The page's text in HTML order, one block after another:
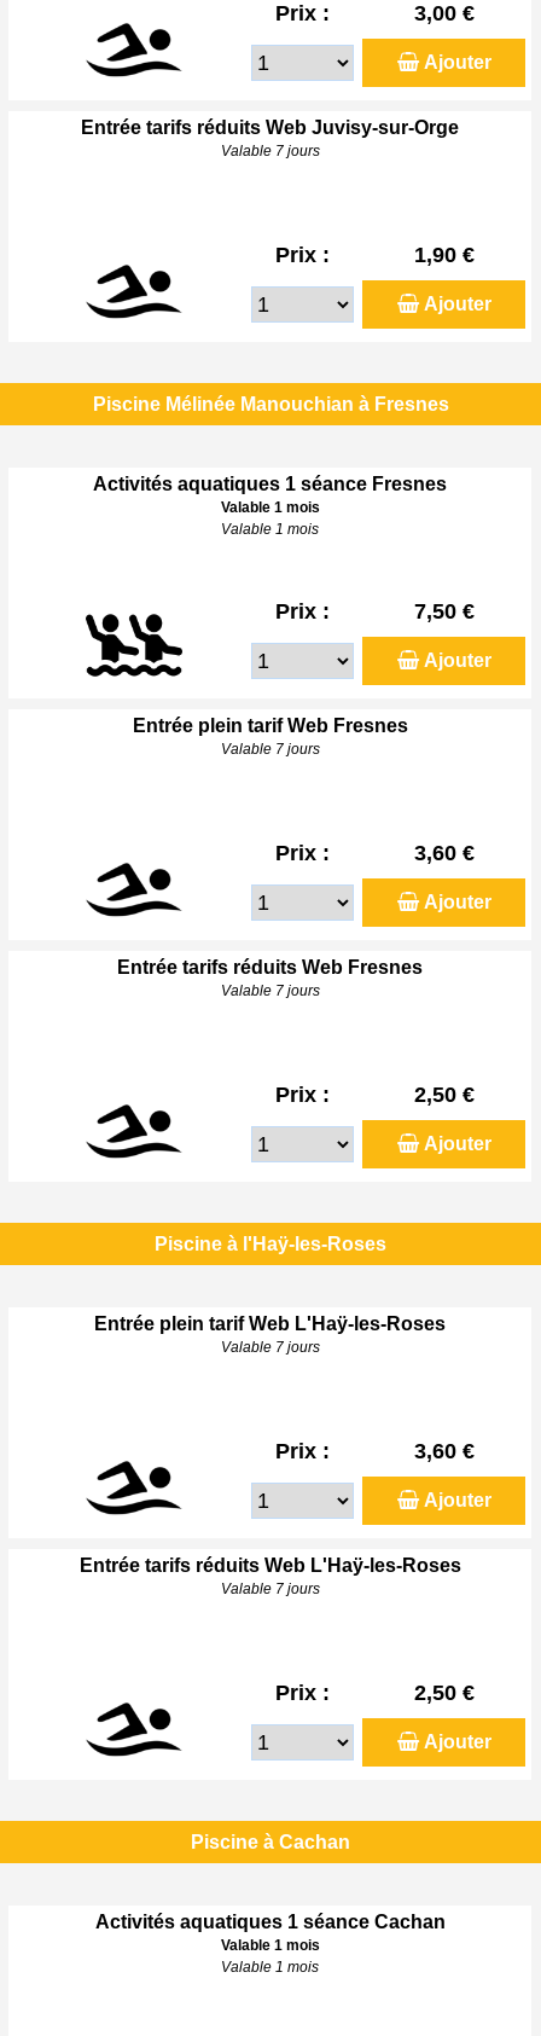
Prix : 3,00 €
Ajouter
Entrée tarifs réduits Web Juvisy-sur-Orge
Valable 7 jours
Prix : 1,90 €
Ajouter
Piscine Mélinée Manouchian à Fresnes
Activités aquatiques 1 séance Fresnes
Valable 1 mois
Valable 1 mois
Prix : 7,50 €
Ajouter
Entrée plein tarif Web Fresnes
Valable 7 jours
Prix : 3,60 €
Ajouter
Entrée tarifs réduits Web Fresnes
Valable 7 jours
Prix : 2,50 €
Ajouter
Piscine à l'Haÿ-les-Roses
Entrée plein tarif Web L'Haÿ-les-Roses
Valable 7 jours
Prix : 3,60 €
Ajouter
Entrée tarifs réduits Web L'Haÿ-les-Roses
Valable 7 jours
Prix : 2,50 €
Ajouter
Piscine à Cachan
Activités aquatiques 1 séance Cachan
Valable 1 mois
Valable 1 mois